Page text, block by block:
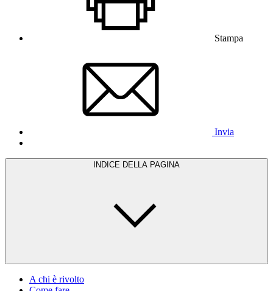
Stampa
Invia
INDICE DELLA PAGINA
A chi è rivolto